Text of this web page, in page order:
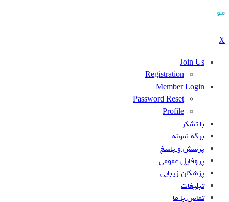
منو
X
Join Us
Registration
Member Login
Password Reset
Profile
با تشکر
برگه نمونه
پرسش و پاسخ
پروفایل عمومی
پزشکان زیبایی
تبلیغات
تماس با ما